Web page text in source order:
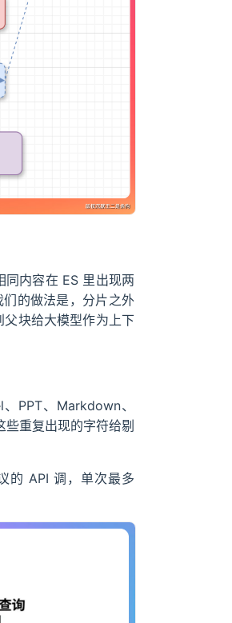
内容在 ES 里出现两
的做法是，分片之外
块给大模型作为上下
PPT、Markdown、
重复出现的字符给剔
的 API 调，单次最多